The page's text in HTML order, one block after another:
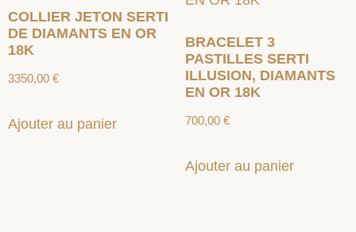
COLLIER JETON SERTI
DE DIAMANTS EN OR
18K
3350,00 €
Ajouter au panier
BRACELET 3
PASTILLES SERTI
ILLUSION, DIAMANTS
EN OR 18K
700,00 €
Ajouter au panier